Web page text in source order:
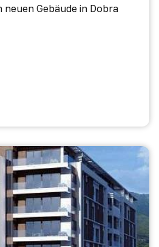
neuen Gebäude in Dobra